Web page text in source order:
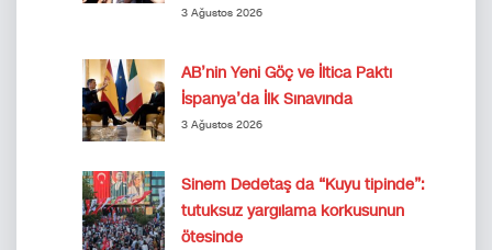
3 Ağustos 2026
AB’nin Yeni Göç ve İltica Paktı
İspanya’da İlk Sınavında
3 Ağustos 2026
Sinem Dedetaş da “Kuyu tipinde”:
tutuksuz yargılama korkusunun
ötesinde